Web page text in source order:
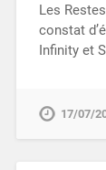
Les
constat
Infinity et
17/07/